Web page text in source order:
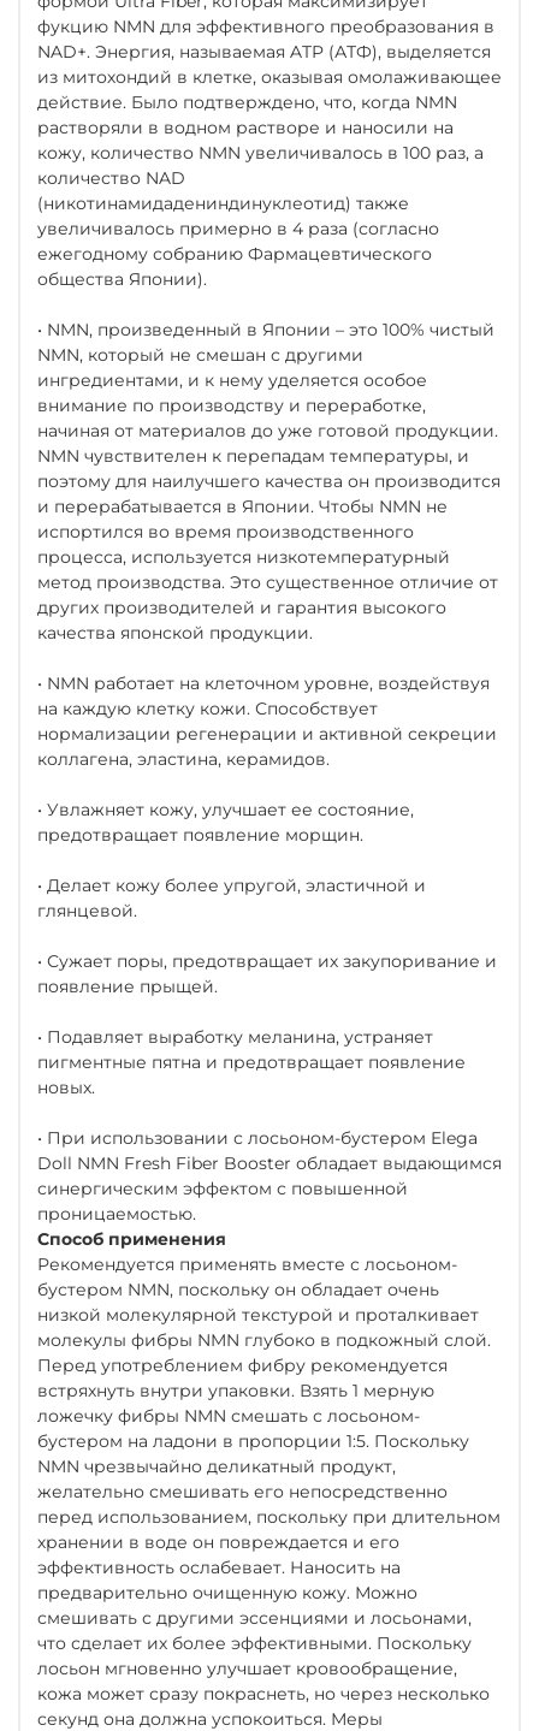
фукцию NMN для эффективного преобразования в
NAD+. Энергия, называемая ATP (АТФ), выделяется
из митохондий в клетке, оказывая омолаживающее
действие. Было подтверждено, что, когда NMN
растворяли в водном растворе и наносили на
кожу, количество NMN увеличивалось в 100 раз, а
количество NAD
(никотинамидадениндинуклеотид) также
увеличивалось примерно в 4 раза (согласно
ежегодному собранию Фармацевтического
общества Японии).
• NMN, произведенный в Японии – это 100% чистый
NMN, который не смешан с другими
ингредиентами, и к нему уделяется особое
внимание по производству и переработке,
начиная от материалов до уже готовой продукции.
NMN чувствителен к перепадам температуры, и
поэтому для наилучшего качества он производится
и перерабатывается в Японии. Чтобы NMN не
испортился во время производственного
процесса, используется низкотемпературный
метод производства. Это существенное отличие от
других производителей и гарантия высокого
качества японской продукции.
• NMN работает на клеточном уровне, воздействуя
на каждую клетку кожи. Способствует
нормализации регенерации и активной секреции
коллагена, эластина, керамидов.
• Увлажняет кожу, улучшает ее состояние,
предотвращает появление морщин.
• Делает кожу более упругой, эластичной и
глянцевой.
• Сужает поры, предотвращает их закупоривание и
появление прыщей.
• Подавляет выработку меланина, устраняет
пигментные пятна и предотвращает появление
новых.
• При использовании с лосьоном-бустером Elega
Doll NMN Fresh Fiber Booster обладает выдающимся
синергическим эффектом с повышенной
проницаемостью.
Способ применения
Рекомендуется применять вместе с лосьоном-
бустером NMN, поскольку он обладает очень
низкой молекулярной текстурой и проталкивает
молекулы фибры NMN глубоко в подкожный слой.
Перед употреблением фибру рекомендуется
встряхнуть внутри упаковки. Взять 1 мерную
ложечку фибры NMN смешать с лосьоном-
бустером на ладони в пропорции 1:5. Поскольку
NMN чрезвычайно деликатный продукт,
желательно смешивать его непосредственно
перед использованием, поскольку при длительном
хранении в воде он повреждается и его
эффективность ослабевает. Наносить на
предварительно очищенную кожу. Можно
смешивать с другими эссенциями и лосьонами,
что сделает их более эффективными. Поскольку
лосьон мгновенно улучшает кровообращение,
кожа может сразу покраснеть, но через несколько
секунд она должна успокоиться. Меры